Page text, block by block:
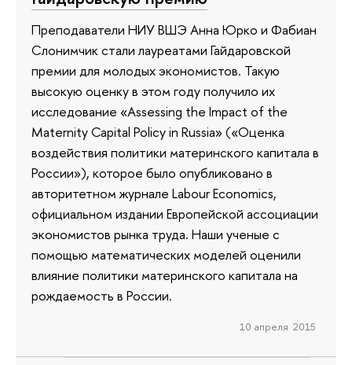
Преподаватели НИУ ВШЭ Анна Юрко и Фабиан
Слонимчик стали лауреатами Гайдаровской
премии для молодых экономистов. Такую
высокую оценку в этом году получило их
исследование «Assessing the Impact of the
Maternity Capital Policy in Russia» («Оценка
воздействия политики материнского капитала в
России»), которое было опубликовано в
авторитетном журнале Labour Economics,
официальном издании Европейской ассоциации
экономистов рынка труда. Наши ученые с
помощью математических моделей оценили
влияние политики материнского капитала на
рождаемость в России.
10 апреля 2015